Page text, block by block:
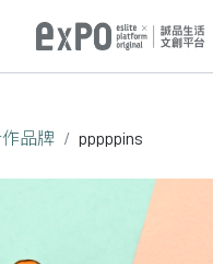
品牌 pppppins